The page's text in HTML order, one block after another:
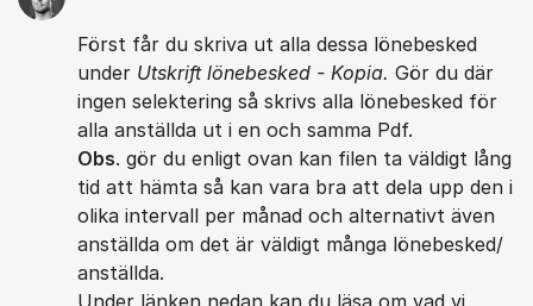
Först får du skriva ut alla dessa lönebesked
under Utskrift lönebesked - Kopia. Gör du där
ingen selektering så skrivs alla lönebesked för
alla anställda ut i en och samma Pdf.
Obs. gör du enligt ovan kan filen ta väldigt lång
tid att hämta så kan vara bra att dela upp den i
olika intervall per månad och alternativt även
anställda om det är väldigt många lönebesked/
anställda.
Under länken nedan kan du läsa om vad vi